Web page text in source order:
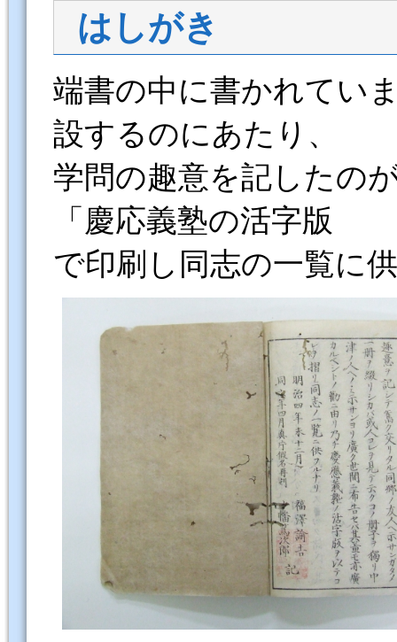
はしがき
端書の中に書かれてい
設するのにあたり、
学問の趣意を記したの
「慶応義塾の活字版
で印刷し同志の一覧に